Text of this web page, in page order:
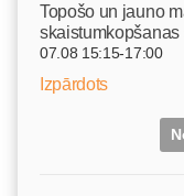
Topošo un jauno
07.08 15:15-17:00
Izpārdots